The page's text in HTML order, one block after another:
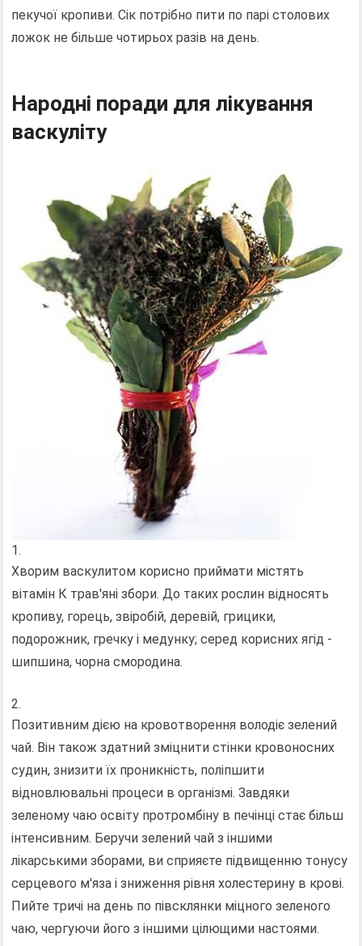
пекучої кропиви. Сік потрібно пити по парі столових
ложок не більше чотирьох разів на день.
Народні поради для лікування
васкуліту
Хворим васкулитом корисно приймати містять
вітамін К трав'яні збори. До таких рослин відносять
кропиву, горець, звіробій, деревій, грицики,
подорожник, гречку і медунку; серед корисних ягід -
шипшина, чорна смородина.
Позитивним дією на кровотворення володіє зелений
чай. Він також здатний зміцнити стінки кровоносних
судин, знизити їх проникність, поліпшити
відновлювальні процеси в організмі. Завдяки
зеленому чаю освіту протромбіну в печінці стає більш
інтенсивним. Беручи зелений чай з іншими
лікарськими зборами, ви сприяєте підвищенню тонусу
серцевого м'яза і зниження рівня холестерину в крові.
Пийте тричі на день по півсклянки міцного зеленого
чаю, чергуючи його з іншими цілющими настоями.